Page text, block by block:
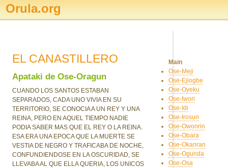
Orula.org
EL CANASTILLERO
Apataki de Ose-Oragun
CUANDO LOS SANTOS ESTABAN
SEPARADOS, CADA UNO VIVIA EN SU
TERRITORIO, SE CONOCIA A UN REY Y UNA
REINA, PERO EN AQUEL TIEMPO NADIE
PODIA SABER MAS QUE EL REY O LA REINA.
ESA ERA UNA EPOCA QUE LA MUERTE SE
VESTIA DE NEGRO Y TRAFICABA DE NOCHE,
CONFUNDIENDOSE EN LA OSCURIDAD, SE
LLEVABA AL QUE ELLA QUERIA, LOS UNICOS
Main
Ose-Meji
Ose-Ejiogbe
Ose-Oyeku
Ose-Iwori
Ose-Idi
Ose-Irosun
Ose-Owonrin
Ose-Obara
Ose-Okanran
Ose-Ogunda
Ose-Osa